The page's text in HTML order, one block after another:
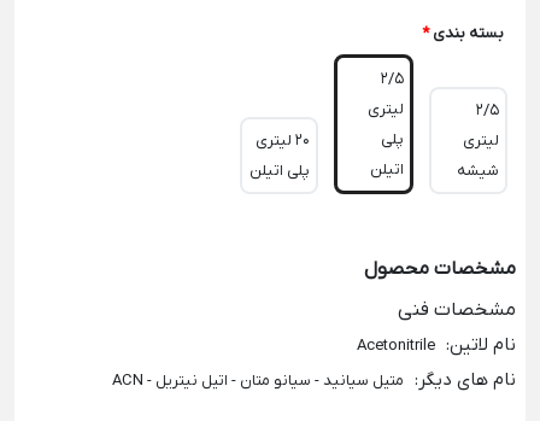
بسته بندی *
2/5
لیتری
شیشه
2/5
لیتری
پلی
اتیلن
20 لیتری
پلی اتیلن
مشخصات محصول
مشخصات فنی
نام لاتین:
Acetonitrile
نام های دیگر : متیل سیانید - سیانو متان - اتیل نیتریل - ACN